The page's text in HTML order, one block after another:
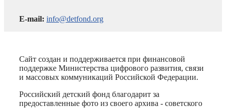
E-mail: info@detfond.org
Сайт создан и поддерживается при финансовой
поддержке Министерства цифрового развития, связи
и массовых коммуникаций Российской Федерации.
Российский детский фонд благодарит за
предоставленные фото из своего архива - советского